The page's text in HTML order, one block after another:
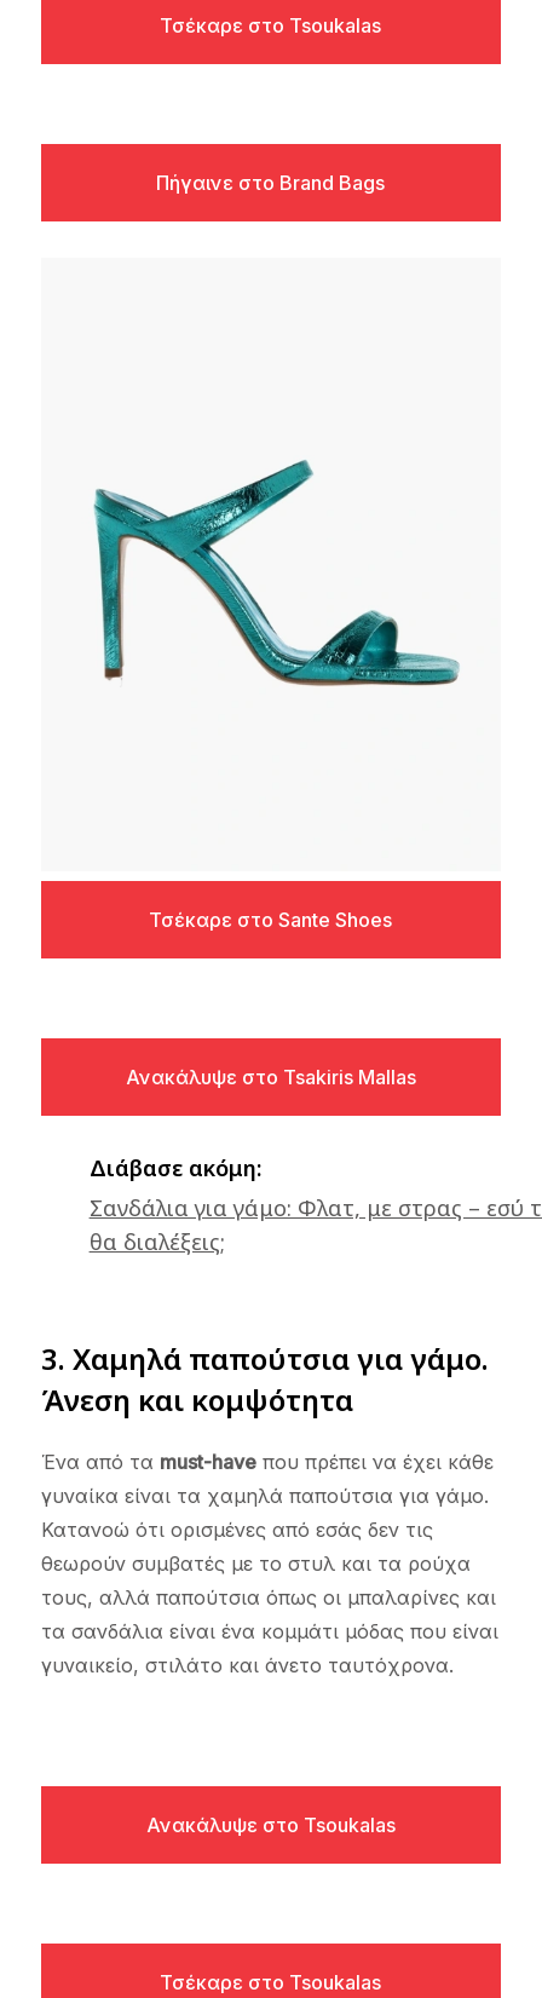
Τσέκαρε στο Tsoukalas
Πήγαινε στο Brand Bags
Τσέκαρε στο Sante Shoes
Ανακάλυψε στο Tsakiris Mallas
Διάβασε ακόμη:
Σανδάλια για γάμο: Φλατ, με στρας – εσύ
θα διαλέξεις;
3. Χαμηλά παπούτσια για γάμο.
Άνεση και κομψότητα
Ένα από τα must-haveπου πρέπει να έχει κάθε
γυναίκα είναι τα χαμηλά παπούτσια για γάμο.
Κατανοώ ότι ορισμένες από εσάς δεν τις
θεωρούν συμβατές με το στυλ και τα ρούχα
τους, αλλά παπούτσια όπως οι μπαλαρίνες και
τα σανδάλια είναι ένα κομμάτι μόδας που είναι
γυναικείο, στιλάτο και άνετο ταυτόχρονα.
Ανακάλυψε στο Tsoukalas
Τσέκαρε στο Tsoukalas